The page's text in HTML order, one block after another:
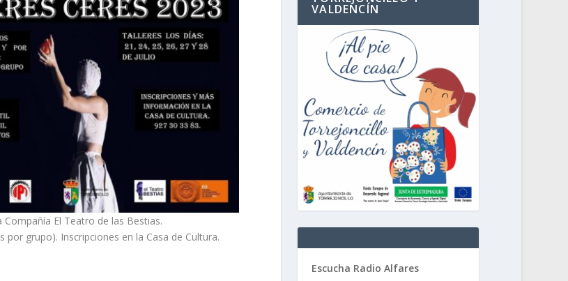
El Teatro de las Bestias.
grupo). Inscripciones en la Casa de Cultura.
VALDENCÍN
Escucha Radio Alfares